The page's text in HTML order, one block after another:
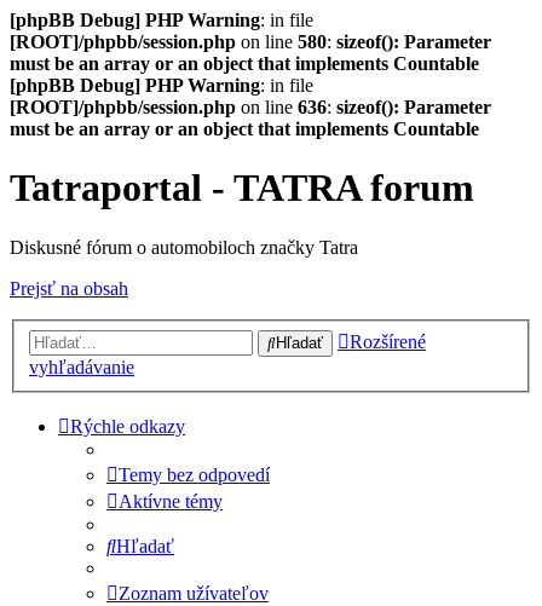
[phpBB Debug] PHP Warning: in file
[ROOT]/phpbb/session.php on line 580: sizeof(): Parameter
must be an array or an object that implements Countable
[phpBB Debug] PHP Warning: in file
[ROOT]/phpbb/session.php on line 636: sizeof(): Parameter
must be an array or an object that implements Countable
Tatraportal - TATRA forum
Diskusné fórum o automobiloch značky Tatra
Prejsť na obsah
Hľadať
Rozšírené
vyhľadávanie
Rýchle odkazy
Temy bez odpovedí
Aktívne témy
Hľadať
Zoznam užívateľov